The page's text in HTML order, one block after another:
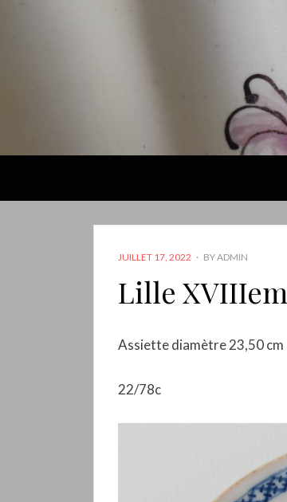
POSTED
JUILLET 17, 2022 BYADMIN
Lille
Assiette diamètre 23,50 cm
22/78c